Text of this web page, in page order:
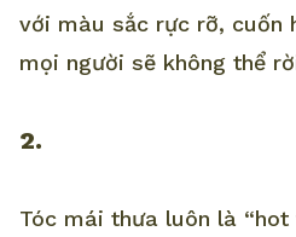
với màu sắc rực rỡ, cuốn
mọi người sẽ không thể
2.
Tóc mái thưa luôn là “hot